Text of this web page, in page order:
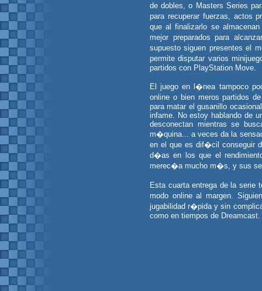
de dobles, o Masters Series
para recuperar fuerzas, actos
que al finalizarlo se
mejor preparados para
supuesto siguen presentes el
permite disputar varios
partidos con PlayStation Move.
El juego en l�nea tampoco
online o bien meros partidos
para matar el gusanillo
infame. No estoy hablando de
desconectan mientras se
m�quina... a veces da la
en el que es dif�cil conseguir
d�as en los que el
merec�a mucho m�s, y sus
Esta cuarta entrega de la
modo online al margen.
jugabilidad r�pida y sin
como en tiempos de Dreamcast.